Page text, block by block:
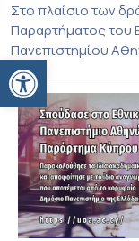
Ανοίξτε τη γραμμή
Στο πλαίσιο των
Παραρτήματος του
Πανεπιστημίου
έναρξης των
Τμήματος
Διοίκησης
του 2026, ο
Πολιτικών
Πρόεδρος του